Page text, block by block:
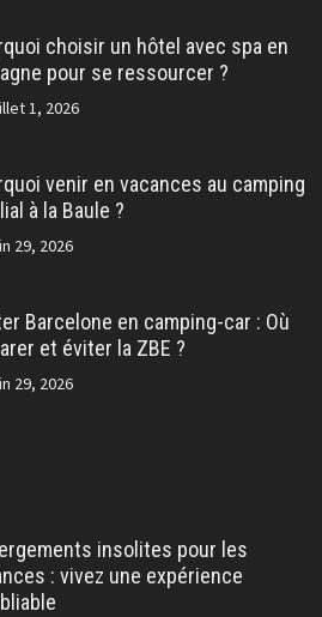
choisir un hôtel avec spa en
pour se ressourcer ?
1, 2026
venir en vacances au camping
à la Baule ?
29, 2026
Barcelone en camping-car : Où
et éviter la ZBE ?
29, 2026
insolites pour les
: vivez une expérience